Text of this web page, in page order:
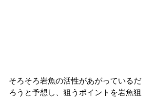
そろそろ岩魚の活性があがっているだ
ろうと予想し、狙うポイントを岩魚狙